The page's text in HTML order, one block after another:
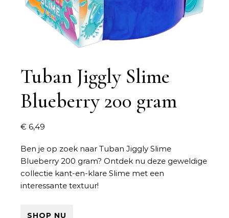
Tuban Jiggly Slime
Blueberry 200 gram
€ 6,49
Ben je op zoek naar Tuban Jiggly Slime
Blueberry 200 gram? Ontdek nu deze geweldige
collectie kant-en-klare Slime met een
interessante textuur!
SHOP NU